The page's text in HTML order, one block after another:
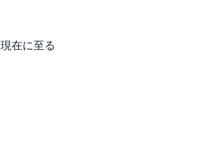
現在に至る